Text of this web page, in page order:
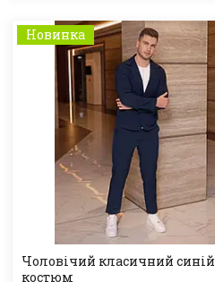
Новинка
Чоловічий класичний синій
костюм